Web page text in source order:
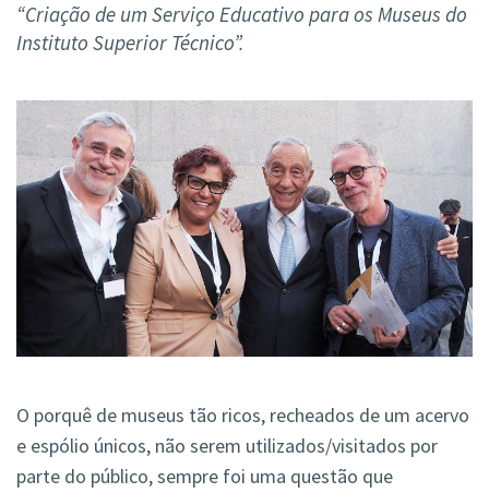
“Criação de um Serviço Educativo para os Museus do
Instituto Superior Técnico”.
O porquê de museus tão ricos, recheados de um acervo
e espólio únicos, não serem utilizados/visitados por
parte do público, sempre foi uma questão que